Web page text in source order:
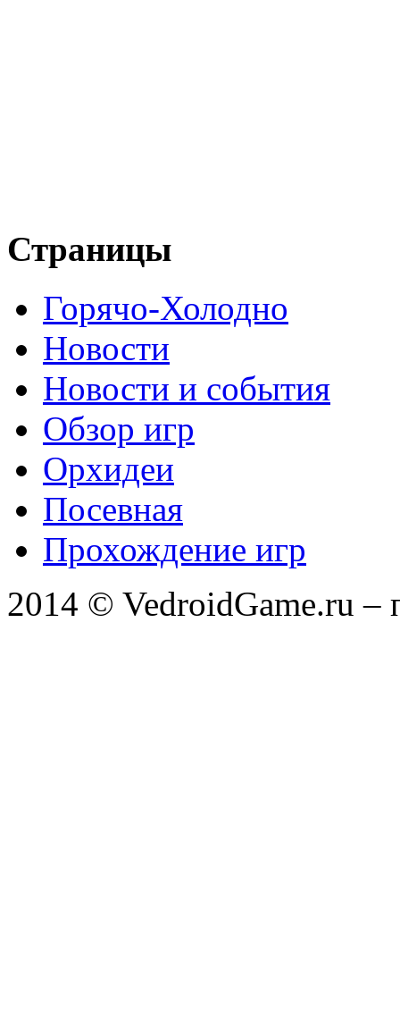
Страницы
Горячо-Холодно
Новости
Новости и события
Обзор игр
Орхидеи
Посевная
Прохождение игр
2014 © VedroidGame.ru –